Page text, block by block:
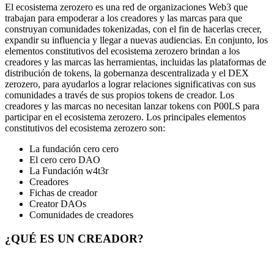
El ecosistema zerozero es una red de organizaciones Web3 que
trabajan para empoderar a los creadores y las marcas para que
construyan comunidades tokenizadas, con el fin de hacerlas crecer,
expandir su influencia y llegar a nuevas audiencias. En conjunto, los
elementos constitutivos del ecosistema zerozero brindan a los
creadores y las marcas las herramientas, incluidas las plataformas de
distribución de tokens, la gobernanza descentralizada y el DEX
zerozero, para ayudarlos a lograr relaciones significativas con sus
comunidades a través de sus propios tokens de creador. Los
creadores y las marcas no necesitan lanzar tokens con P00LS para
participar en el ecosistema zerozero. Los principales elementos
constitutivos del ecosistema zerozero son:
La fundación cero cero
El cero cero DAO
La Fundación w4t3r
Creadores
Fichas de creador
Creator DAOs
Comunidades de creadores
¿QUÉ ES UN CREADOR?